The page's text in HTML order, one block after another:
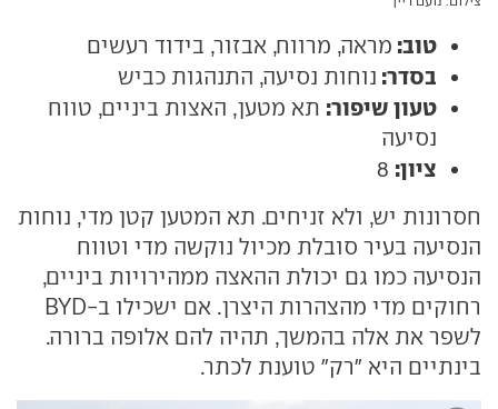
טוב: מראה, מרווח, אבזור, בידוד רעשים
בסדר: נוחות נסיעה, התנהגות כביש
טעון שיפור: תא מטען, האצות ביניים, טווח
נסיעה
ציון:
חסרונות יש, ולא זניחים. תא המטען קטן מדי, נוחות
הנסיעה בעיר סובלת מכיול נוקשה מדי וטווח
הנסיעה כמו גם יכולת ההאצה ממהירויות ביניים,
רחוקים מדי מהצהרות היצרן. אם ישכילו ב-BYD
לשפר את אלה בהמשך, תהיה להם אלופה ברורה.
בינתיים היא "רק" טוענת לכתר.